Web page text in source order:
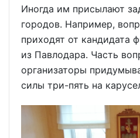
Иногда им присылают
городов. Например,
приходят от кандидата
из Павлодара. Часть
организаторы
силы три-пять на